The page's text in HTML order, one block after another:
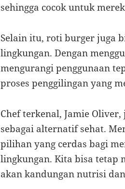
sehingga cocok untuk
Selain itu, roti burger juga
lingkungan. Dengan
mengurangi penggunaan
proses penggilingan yang
Chef terkenal, Jamie
sebagai alternatif sehat.
pilihan yang cerdas bagi
lingkungan. Kita bisa
akan kandungan nutrisi